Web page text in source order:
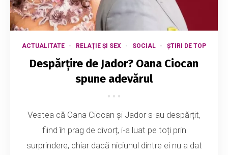
ACTUALITATE RELAȚIE ȘI SEX SOCIAL ȘTIRI DE TOP
Despărțire de Jador? Oana Ciocan
spune adevărul
Vestea că Oana Ciocan și Jador s-au despărțit,
fiind în prag de divorț, i-a luat pe toți prin
surprindere, chiar dacă niciunul dintre ei nu a dat